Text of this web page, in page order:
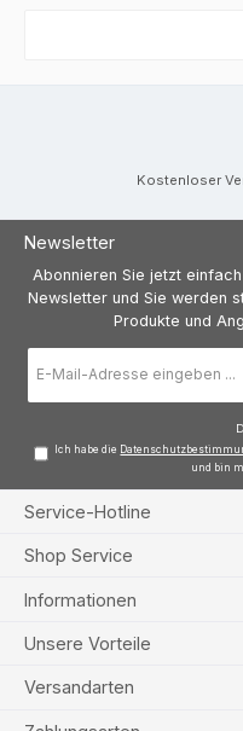
Kostenloser
Newsletter
Abonnieren Sie jetzt
Newsletter und Sie werden
Produkte und
Mail-
Ich habe die
und bin
Service-Hotline
Shop Service
Informationen
Unsere Vorteile
Versandarten